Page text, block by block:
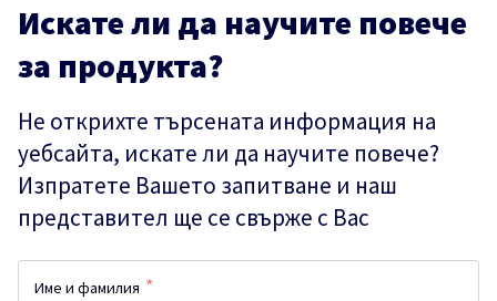
Искате ли да научите повече
за продукта?
Не открихте търсената информация на
уебсайта, искате ли да научите повече?
Изпратете Вашето запитване и наш
представител ще се свърже с Вас
Име и фамилия *